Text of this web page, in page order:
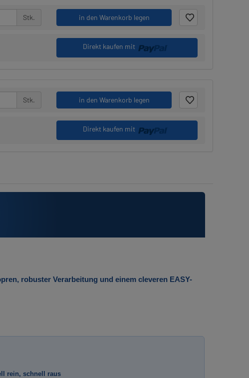
Stk. in den Warenkorb legen
Direkt kaufen mit
Stk. in den Warenkorb legen
Direkt kaufen mit
robuster Verarbeitung und einem cleveren EASY-
rein, schnell raus